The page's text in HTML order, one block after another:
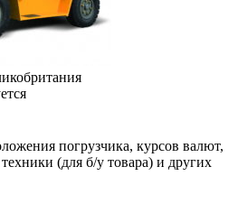
погрузчика, курсов валют,
(для б/у товара) и других